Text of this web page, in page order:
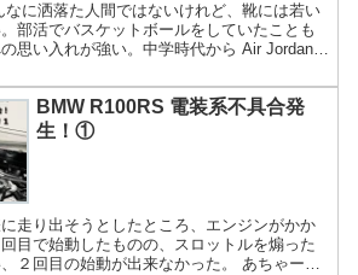
に洒落た人間ではないけれど、靴には若い
部活でバスケットボールをしていたことも
思い入れが強い。中学時代から Air Jordan
BMW R100RS 電装系不具合発
生！①
走り出そうとしたところ、エンジンがかか
目で始動したものの、スロットルを煽った
２回目の始動が出来なかった。 あちゃー、